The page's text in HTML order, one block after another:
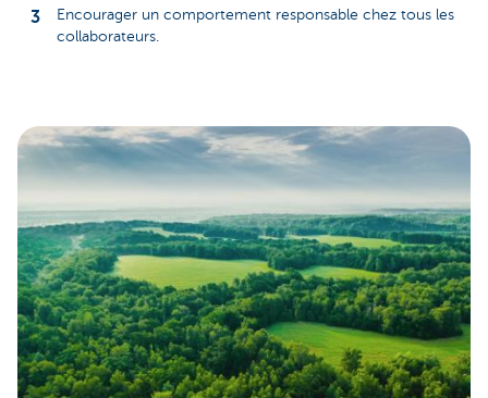
Encourager un comportement responsable chez tous les
collaborateurs.